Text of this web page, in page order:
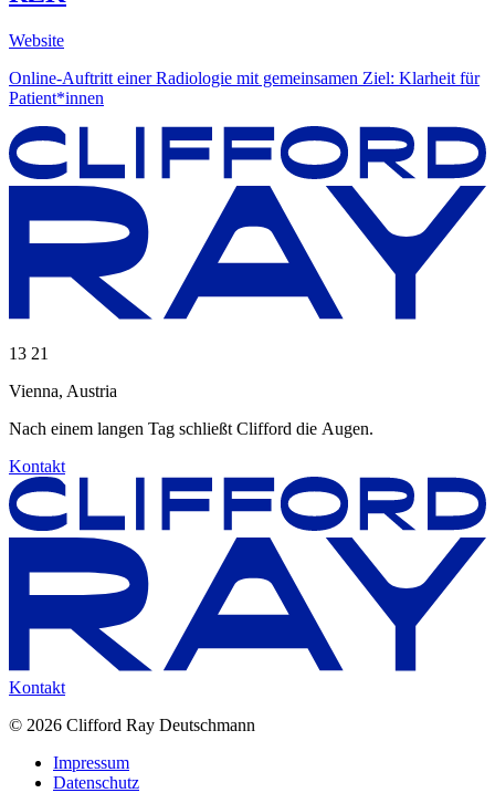
Website
Online-Auftritt einer Radiologie mit gemeinsamen Ziel: Klarheit für
Patient*innen
13 21
Vienna, Austria
Nach einem langen Tag schließt Clifford die Augen.
Kontakt
Kontakt
© 2026 Clifford Ray Deutschmann
Impressum
Datenschutz